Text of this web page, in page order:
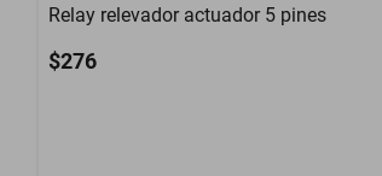
Relay relevador actuador 5 pines
$276